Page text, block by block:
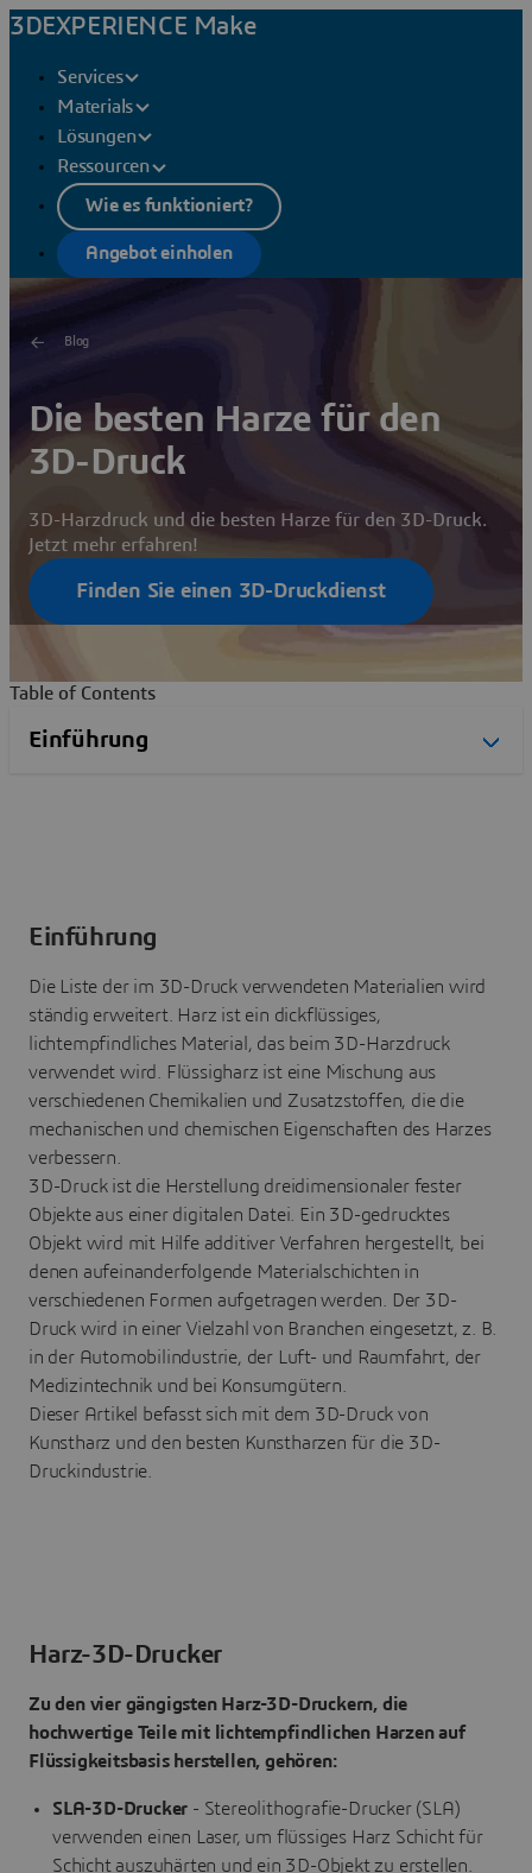
3DEXPERIENCE Make
Services
Materials
Lösungen
Ressourcen
Wie es funktioniert?
Angebot einholen
Blog
Die besten Harze für den
3D-Druck
3D-Harzdruck und die besten Harze für den 3D-Druck.
Jetzt mehr erfahren!
Finden Sie einen 3D-Druckdienst
Table of Contents
Einführung
Die Liste der im 3D-Druck verwendeten Materialien wird
ständig erweitert. Harz ist ein dickflüssiges,
lichtempfindliches Material, das beim 3D-Harzdruck
verwendet wird. Flüssigharz ist eine Mischung aus
verschiedenen Chemikalien und Zusatzstoffen, die die
mechanischen und chemischen Eigenschaften des Harzes
verbessern.
3D-Druck ist die Herstellung dreidimensionaler fester
Objekte aus einer digitalen Datei. Ein 3D-gedrucktes
Objekt wird mit Hilfe additiver Verfahren hergestellt, bei
denen aufeinanderfolgende Materialschichten in
verschiedenen Formen aufgetragen werden. Der 3D-
Druck wird in einer Vielzahl von Branchen eingesetzt, z. B.
in der Automobilindustrie, der Luft- und Raumfahrt, der
Medizintechnik und bei Konsumgütern.
Dieser Artikel befasst sich mit dem 3D-Druck von
Kunstharz und den besten Kunstharzen für die 3D-
Druckindustrie.
Harz-3D-Drucker
Zu den vier gängigsten Harz-3D-Druckern, die
hochwertige Teile mit lichtempfindlichen Harzen auf
Flüssigkeitsbasis herstellen, gehören:
SLA-3D-Drucker - Stereolithografie-Drucker (SLA)
verwenden einen Laser, um flüssiges Harz Schicht für
Schicht auszuhärten und ein 3D-Objekt zu erstellen.